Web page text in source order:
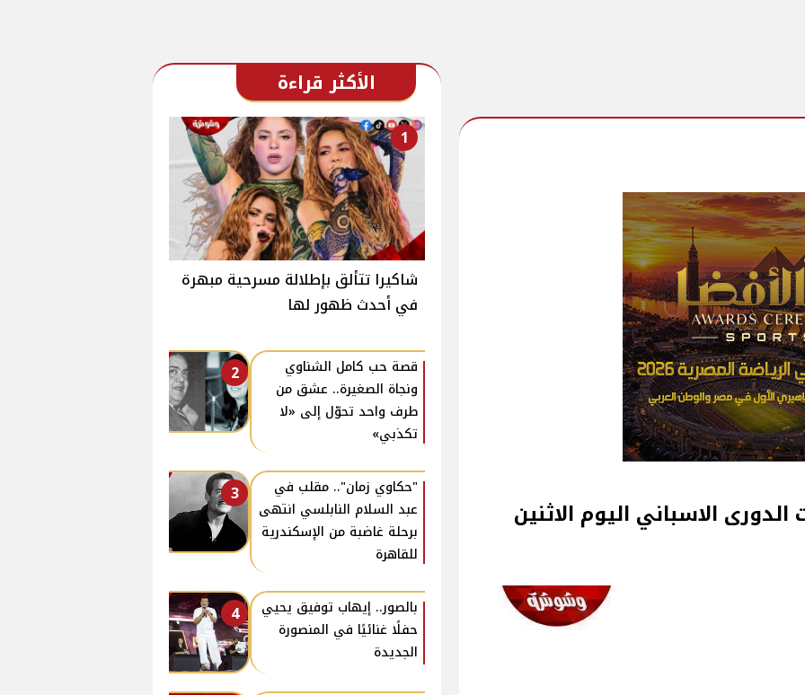
الاسباني اليوم الاثنين
الأكثر قراءة
1
شاكيرا تتألق بإطلالة مسرحية مبهرة
في أحدث ظهور لها
2
قصة حب كامل الشناوي
ونجاة الصغيرة.. عشق من
طرف واحد تحوّل إلى «لا
تكذبي»
3
"حكاوي زمان".. مقلب في
عبد السلام النابلسي انتهى
برحلة غاضبة من الإسكندرية
للقاهرة
4
بالصور.. إيهاب توفيق يحيي
حفلًا غنائيًا في المنصورة
الجديدة